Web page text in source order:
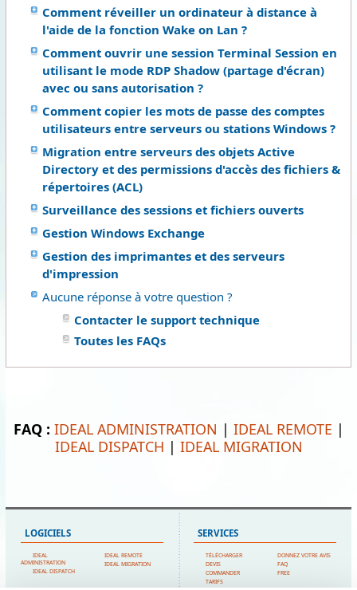
Comment réveiller un ordinateur à distance à
l'aide de la fonction Wake on Lan ?
Comment ouvrir une session Terminal Session en
utilisant le mode RDP Shadow (partage d'écran)
avec ou sans autorisation ?
Comment copier les mots de passe des comptes
utilisateurs entre serveurs ou stations Windows ?
Migration entre serveurs des objets Active
Directory et des permissions d'accès des fichiers &
répertoires (ACL)
Surveillance des sessions et fichiers ouverts
Gestion Windows Exchange
Gestion des imprimantes et des serveurs
d'impression
Aucune réponse à votre question ?
Contacter le support technique
Toutes les FAQs
FAQ : IDEAL ADMINISTRATION | IDEAL REMOTE |
IDEAL DISPATCH | IDEAL MIGRATION
LOGICIELS
IDEAL
ADMINISTRATION
IDEAL DISPATCH
IDEAL REMOTE
IDEAL MIGRATION
SERVICES
TÉLÉCHARGER
DEVIS
COMMANDER
TARIFS
DONNEZ VOTRE AVIS
FAQ
FREE